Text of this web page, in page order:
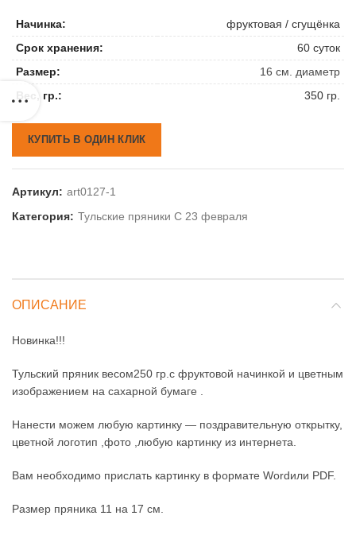
Начинка:
фруктовая / сгущёнка
Срок хранения:
60 суток
Размер:
16 см. диаметр
Вес, гр.:
350 гр.
КУПИТЬ В ОДИН КЛИК
Артикул: art0127-1
Категория: Тульские пряники С 23 февраля
ОПИСАНИЕ
Новинка!!!
Тульский пряник весом250 гр.с фруктовой начинкой и цветным
изображением на сахарной бумаге .
Нанести можем любую картинку — поздравительную открытку,
цветной логотип ,фото ,любую картинку из интернета.
Вам необходимо прислать картинку в формате Wordили PDF.
Размер пряника 11 на 17 см.